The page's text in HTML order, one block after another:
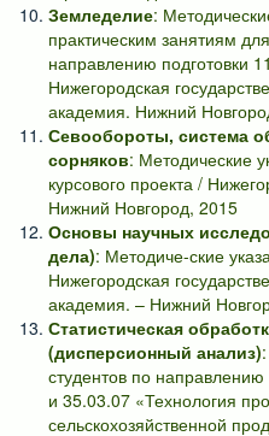
Земледелие:
практическим занятиям
направлению подготовки
Нижегородская
академия. Нижний
Севообороты, система
сорняков: Методические
курсового проекта /
Нижний Новгород, 2015
Основы научных
дела): Методиче-ские
Нижегородская
академия. – Нижний
Статистическая
(дисперсионный анализ)
студентов по
и 35.03.07 «Технология
сельскохозяйственной